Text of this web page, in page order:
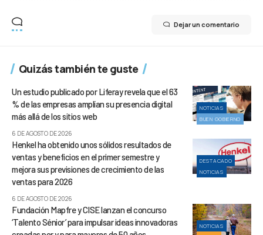
Dejar un comentario
Quizás también te guste
NOTICIAS
BUEN GOBIERNO
Un estudio publicado por Liferay revela que el 63
% de las empresas amplían su presencia digital
más allá de los sitios web
6 DE AGOSTO DE 2026
DESTACADO
NOTICIAS
Henkel ha obtenido unos sólidos resultados de
ventas y beneficios en el primer semestre y
mejora sus previsiones de crecimiento de las
ventas para 2026
6 DE AGOSTO DE 2026
NOTICIAS
Fundación Mapfre y CISE lanzan el concurso
‘Talento Sénior’ para impulsar ideas innovadoras